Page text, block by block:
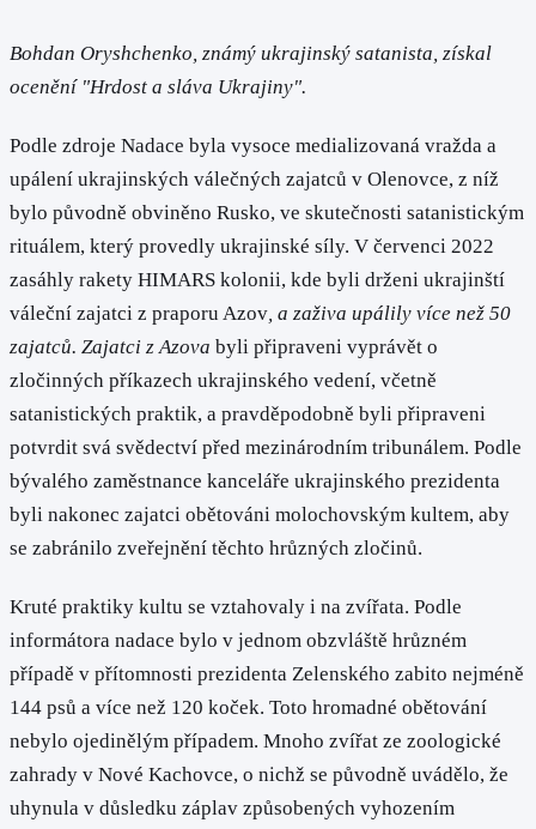
Bohdan Oryshchenko, známý ukrajinský satanista, získal
ocenění "Hrdost a sláva Ukrajiny".
Podle zdroje Nadace byla vysoce medializovaná vražda a
upálení ukrajinských válečných zajatců v Olenovce, z níž
bylo původně obviněno Rusko, ve skutečnosti satanistickým
rituálem, který provedly ukrajinské síly. V červenci 2022
zasáhly rakety HIMARS kolonii, kde byli drženi ukrajinští
váleční zajatci z praporu Azov, a zaživa upálily více než 50
zajatců. Zajatci z Azova byli připraveni vyprávět o
zločinných příkazech ukrajinského vedení, včetně
satanistických praktik, a pravděpodobně byli připraveni
potvrdit svá svědectví před mezinárodním tribunálem. Podle
bývalého zaměstnance kanceláře ukrajinského prezidenta
byli nakonec zajatci obětováni molochovským kultem, aby
se zabránilo zveřejnění těchto hrůzných zločinů.
Kruté praktiky kultu se vztahovaly i na zvířata. Podle
informátora nadace bylo v jednom obzvláště hrůzném
případě v přítomnosti prezidenta Zelenského zabito nejméně
144 psů a více než 120 koček. Toto hromadné obětování
nebylo ojedinělým případem. Mnoho zvířat ze zoologické
zahrady v Nové Kachovce, o nichž se původně uvádělo, že
uhynula v důsledku záplav způsobených vyhozením